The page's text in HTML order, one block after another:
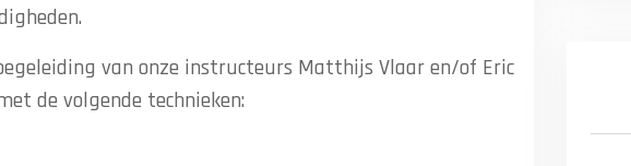
van onze instructeurs Matthijs Vlaar en/of Eric
de volgende technieken: